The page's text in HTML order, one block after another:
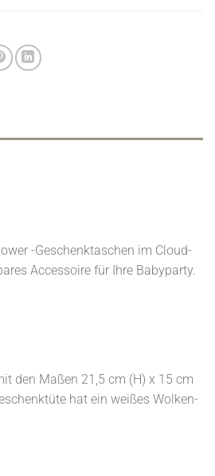
-Geschenktaschen im Cloud-
Accessoire für Ihre Babyparty.
den Maßen 21,5 cm (H) x 15 cm
hat ein weißes Wolken-